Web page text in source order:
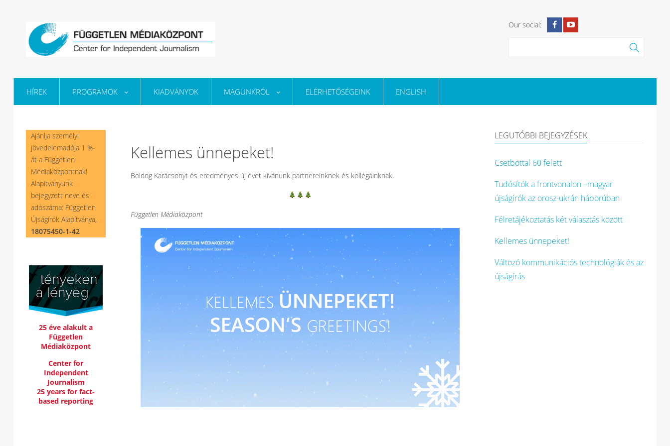
Our social:
HÍREK PROGRAMOK KIADVÁNYOK MAGUNKRÓL ELÉRHETŐSÉGEINK ENGLISH
Ajánlja személyi
jövedelemadója 1 %-
át a Független
Médiaközpontnak!
Alapítványunk
bejegyzett neve és
adószáma: Független
Újságírók Alapítványa,
18075450-1-42
25 éve alakult a
Független
Médiaközpont
Center for
Independent
Journalism
25 years for fact-
based reporting
Kellemes ünnepeket!
Boldog Karácsonyt és eredményes új évet kívánunk partnereinknek és kollégáinknak.
Független Médiaközpont
LEGUTÓBBI BEJEGYZÉSEK
Csetbottal 60 felett
Tudósítók a frontvonalon –magyar
újságírók az orosz-ukrán háborúban
Félretájékoztatás két választás között
Kellemes ünnepeket!
Változó kommunikációs technológiák és az
újságírás